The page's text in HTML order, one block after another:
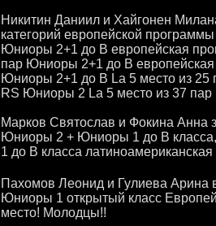
Никитин Даниил и Хайгонен
категорий европейской
Юниоры 2+1 до В европейская
пар Юниоры 2+1 до В
Юниоры 2+1 до В La 5 место из 25
RS Юниоры 2 La 5 место из 37 пар
Марков Святослав и Фокина Анна
Юниоры 2 + Юниоры 1 до В
1 до В класса
Пахомов Леонид и Гулиева Арина
Юниоры 1 открытый класс
место! Молодцы!!